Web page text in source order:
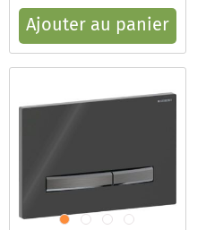
Ajouter au panier